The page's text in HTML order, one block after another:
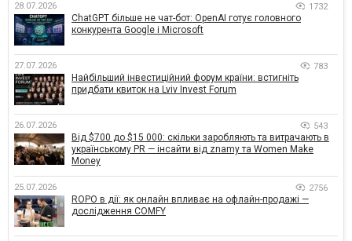
28.07.2026 1732
ChatGPT більше не чат-бот: OpenAI готує головного
конкурента Google і Microsoft
27.07.2026 783
Найбільший інвестиційний форум країни: встигніть
придбати квиток на Lviv Invest Forum
26.07.2026 543
Від $700 до $15 000: скільки заробляють та витрачають в
українському PR — інсайти від znamy та Women Make
Money
25.07.2026 2756
ROPO в дії: як онлайн впливає на офлайн-продажі —
дослідження COMFY